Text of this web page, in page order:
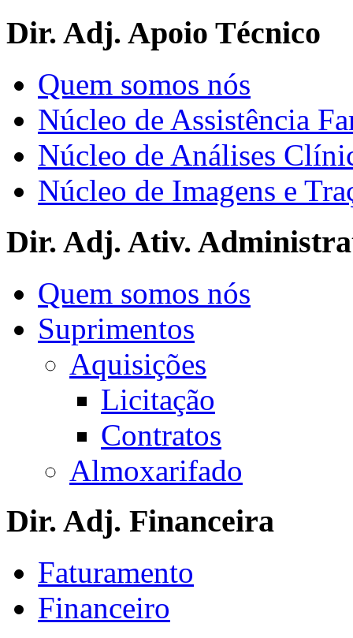
Dir. Adj. Apoio Técnico
Quem somos nós
Núcleo de Assistência
Núcleo de Análises
Núcleo de Imagens e
Dir. Adj. Ativ.
Quem somos nós
Suprimentos
Aquisições
Licitação
Contratos
Almoxarifado
Dir. Adj. Financeira
Faturamento
Financeiro